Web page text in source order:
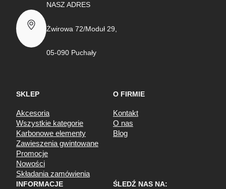
NASZ ADRES
Żwirowa 72/Moduł 29,
05-090 Puchały
SKLEP
Akcesoria
Wszystkie kategorie
Karbonowe elementy
Zawieszenia gwintowane
Promocje
Nowości
Składania zamówienia
O FIRMIE
Kontakt
O nas
Blog
INFORMACJE ŚLEDŹ NAS NA: